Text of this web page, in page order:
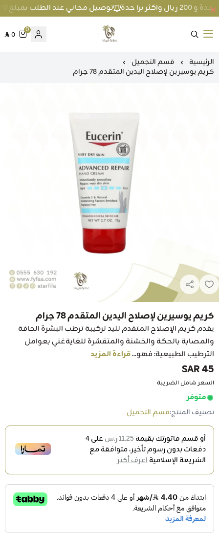
توصيل مجاني عند الطلب بمبلغ 100 ريال واكثر داخل جدة و 200 ريال واكثر برا جدة
متجر عطارة فيفا
0
0
الرئيسية
قسم التجميل
كريم يوسيرين لإصلاح اليدين المتقدم 78 جرام
كريم يوسيرين لإصلاح اليدين المتقدم 78 جرام
يقدم كريم الإصلاح المتقدم لليد تركيبة ترطب البشرة الجافة
والمصابة بالحكة والخشنة والمتقشرة للغايةغني بعوامل
الترطيب الطبيعية: فهو...قراءة المزيد
45 SAR
السعر شامل الضريبة
متوفر
تصنيف المنتج:قسم التجميل
أو قسم فاتورتك بقيمة 11.25 ر.س على4
دفعات بدون رسوم تأخير، متوافقة مع
الشريعة الإسلاميةاعرف أكثر